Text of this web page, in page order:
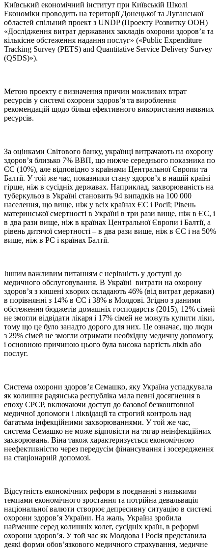
Київський економічний інститут при Київській Школі
Економіки проводить на території Донецької та Луганської
областей спільний проект з UNDP (Проекту Розвитку ООН)
«Дослідження витрат державних закладів охорони здоров’я та
кількісне обстеження надання послуг» («Public Expenditure
Tracking Survey (PETS) and Quantitative Service Delivery Survey
(QSDS)»).
Метою проекту є визначення причин можливих втрат
ресурсів у системі охорони здоров’я та вироблення
рекомендацій щодо більш ефективного використання наявних
ресурсів.
За оцінками Світового банку, українці витрачають на охорону
здоров’я близько 7% ВВП, що нижче середнього показника по
ЄС (10%), але відповідно з країнами Центральної Європи та
Балтії. У той же час, показники стану здоров’я в нашій країні
гірше, ніж в сусідніх державах. Наприклад, захворюваність на
туберкульоз в Україні становить 94 випадків на 100 000
населення, що вище, ніж у всіх країнах ЄС і Росії; Рівень
материнської смертності в Україні в три рази вище, ніж в ЄС, і
в два рази вище, ніж в країнах Центральної Європи і Балтії, а
рівень дитячої смертності – в два рази вище, ніж в ЄС і на 50%
вище, ніж в РЄ і країнах Балтії.
Іншим важливим питанням є нерівність у доступі до
медичного обслуговування. В Україні витрати на охорону
здоров’я з кишені хворих складають 46% (від витрат держави)
в порівнянні з 14% в ЄС і 38% в Молдові. Згідно з даними
обстеження бюджетів домашніх господарств (2015), 12% сімей
не змогли відвідати лікаря і 17% сімей не можуть купити ліки,
тому що це було занадто дорого для них. Це означає, що люди
з 29% сімей не змогли отримати необхідну медичну допомогу,
і основною причиною цього була висока вартість ліків або
послуг.
Система охорони здоров’я Семашко, яку Україна успадкувала
як колишня радянська республіка мала певні досягнення в
епоху СРСР, включаючи доступ до базової безкоштовної
медичної допомоги і ліквідації та строгий контроль над
багатьма інфекційними захворюваннями. У той же час,
система Семашко не може відповісти на тягар неінфекційних
захворювань. Віна також характеризується економічною
неефективністю через передусім фінансування і зосередження
на стаціонарній допомозі.
Відсутність економічних реформ в поєднанні з низькими
темпами економічного зростання та потрійна девальвація
національної валюти створює депресивну ситуацію в системі
охорони здоров’я України. На жаль, Україна зробила
найменше серед колишніх колег, сусідніх країн, в реформі
охорони здоров’я. У той час як Молдова і Росія представила
деякі форми обов’язкового медичного страхування, медичне